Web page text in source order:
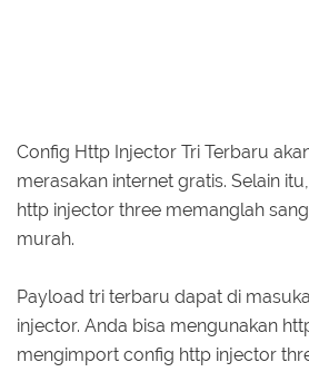
Config Http Injector Tri Terbaru
merasakan internet gratis. Selain
http injector three memanglah
murah.
Payload tri terbaru dapat di
injector. Anda bisa mengunakan
mengimport config http injector